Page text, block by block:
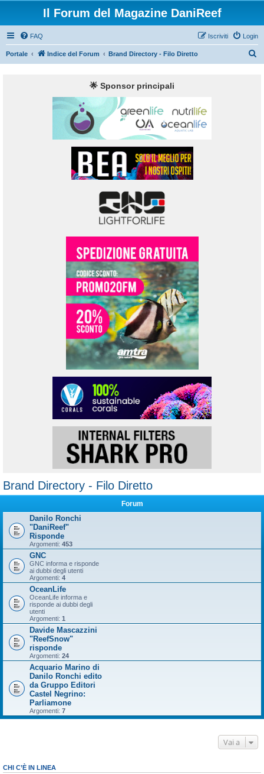
Il Forum del Magazine DaniReef
FAQ Login
Iscriviti
Portale Indice del Forum Brand Directory - Filo Diretto
🌟 Sponsor principali
Brand Directory - Filo Diretto
Forum
Danilo Ronchi
"DaniReef"
Risponde
Argomenti: 453
GNC
GNC informa e risponde
ai dubbi degli utenti
Argomenti: 4
OceanLife
OceanLife informa e
risponde ai dubbi degli
utenti
Argomenti: 1
Davide Mascazzini
"ReefSnow"
risponde
Argomenti: 24
Acquario Marino di
Danilo Ronchi edito
da Gruppo Editori
Castel Negrino:
Parliamone
Argomenti: 7
Vai a
CHI C’È IN LINEA